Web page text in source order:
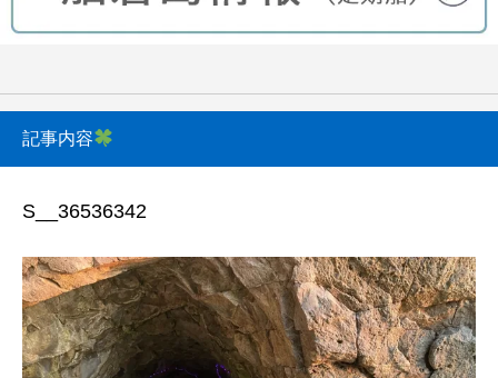
記事内容
S__36536342